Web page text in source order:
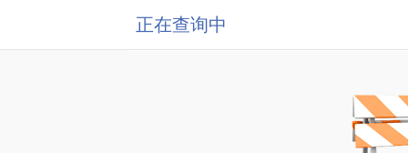
正在查询中